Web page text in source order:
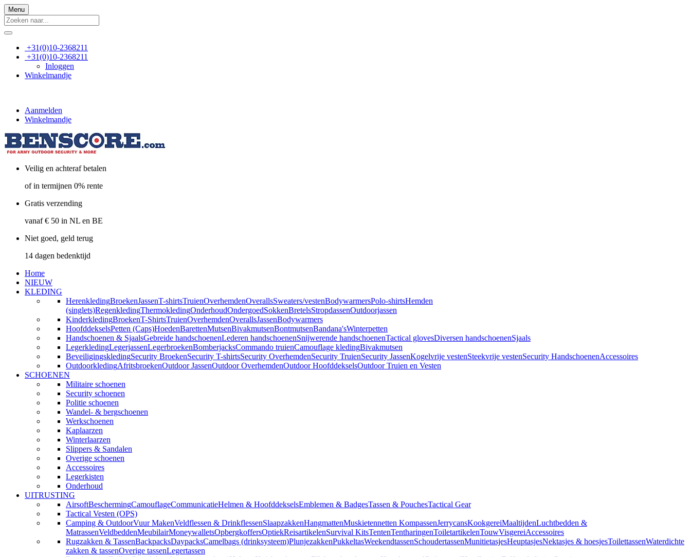
Menu
+31(0)10-2368211
+31(0)10-2368211
Inloggen
Winkelmandje
Aanmelden
Winkelmandje
Veilig en achteraf betalen
of in termijnen 0% rente
Gratis verzending
vanaf € 50 in NL en BE
Niet goed, geld terug
14 dagen bedenktijd
Home
NIEUW
KLEDING
HerenkledingBroekenJassenT-shirtsTruienOverhemdenOverallsSweaters/vestenBodywarmersPolo-shirtsHemden
(singlets)RegenkledingThermokledingOnderhoudOndergoedSokkenBretelsStropdassenOutdoorjassen
KinderkledingBroekenT-ShirtsTruienOverhemdenOverallsJassenBodywarmers
HoofddekselsPetten (Caps)HoedenBarettenMutsenBivakmutsenBontmutsenBandana'sWinterpetten
Handschoenen & SjaalsGebreide handschoenenLederen handschoenenSnijwerende handschoenenTactical glovesDiversen handschoenenSjaals
LegerkledingLegerjassenLegerbroekenBomberjacksCommando truienCamouflage kledingBivakmutsen
BeveiligingskledingSecurity BroekenSecurity T-shirtsSecurity OverhemdenSecurity TruienSecurity JassenKogelvrije vestenSteekvrije vestenSecurity HandschoenenAccessoires
OutdoorkledingAfritsbroekenOutdoor JassenOutdoor OverhemdenOutdoor HoofddekselsOutdoor Truien en Vesten
SCHOENEN
Militaire schoenen
Security schoenen
Politie schoenen
Wandel- & bergschoenen
Werkschoenen
Kaplaarzen
Winterlaarzen
Slippers & Sandalen
Overige schoenen
Accessoires
Legerkisten
Onderhoud
UITRUSTING
AirsoftBeschermingCamouflageCommunicatieHelmen & HoofddekselsEmblemen & BadgesTassen & PouchesTactical Gear
Tactical Vesten (OPS)
Camping & OutdoorVuur MakenVeldflessen & DrinkflessenSlaapzakkenHangmattenMuskietennetten KompassenJerrycansKookgereiMaaltijdenLuchtbedden &
MatrassenVeldbeddenMeubilairMoneywalletsOpbergkoffersOptiekReisartikelenSurvival KitsTentenTentharingenToiletartikelenTouwVisgereiAccessoires
Rugzakken & TassenBackpacksDaypacksCamelbags (drinksysteem)PlunjezakkenPukkeltasWeekendtassenSchoudertassenMunitietasjesHeuptasjesNektasjes & hoesjesToilettassenWaterdichte
zakken & tassenOverige tassenLegertassen